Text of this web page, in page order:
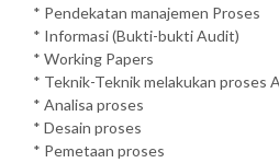
* Pendekatan manajemen Proses
* Informasi (Bukti-bukti Audit)
* Working Papers
* Teknik-Teknik melakukan proses
* Analisa proses
* Desain proses
* Pemetaan proses